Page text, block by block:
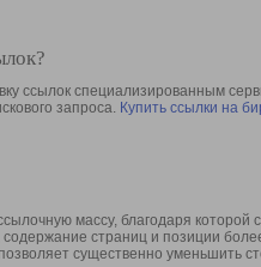
ссылок специализированным
запроса. Купить ссылки на
массу, благодаря
страниц и позиции
существенно уменьшить